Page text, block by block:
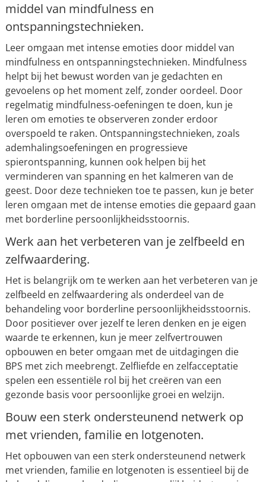
middel van mindfulness en
ontspanningstechnieken.
Leer omgaan met intense emoties door middel van
mindfulness en ontspanningstechnieken. Mindfulness
helpt bij het bewust worden van je gedachten en
gevoelens op het moment zelf, zonder oordeel. Door
regelmatig mindfulness-oefeningen te doen, kun je
leren om emoties te observeren zonder erdoor
overspoeld te raken. Ontspanningstechnieken, zoals
ademhalingsoefeningen en progressieve
spierontspanning, kunnen ook helpen bij het
verminderen van spanning en het kalmeren van de
geest. Door deze technieken toe te passen, kun je beter
leren omgaan met de intense emoties die gepaard gaan
met borderline persoonlijkheidsstoornis.
Werk aan het verbeteren van je zelfbeeld en
zelfwaardering.
Het is belangrijk om te werken aan het verbeteren van je
zelfbeeld en zelfwaardering als onderdeel van de
behandeling voor borderline persoonlijkheidsstoornis.
Door positiever over jezelf te leren denken en je eigen
waarde te erkennen, kun je meer zelfvertrouwen
opbouwen en beter omgaan met de uitdagingen die
BPS met zich meebrengt. Zelfliefde en zelfacceptatie
spelen een essentiële rol bij het creëren van een
gezonde basis voor persoonlijke groei en welzijn.
Bouw een sterk ondersteunend netwerk op
met vrienden, familie en lotgenoten.
Het opbouwen van een sterk ondersteunend netwerk
met vrienden, familie en lotgenoten is essentieel bij de